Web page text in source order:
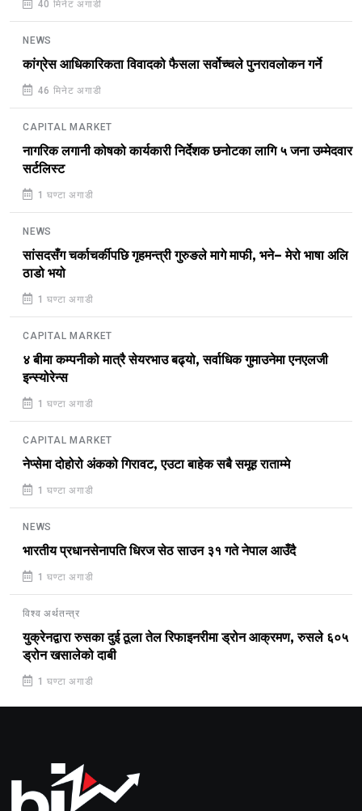
40 मिनेट अगाडी
NEWS
कांग्रेस आधिकारिकता विवादको फैसला सर्वोच्चले पुनरावलोकन गर्ने
46 मिनेट अगाडी
CAPITAL MARKET
नागरिक लगानी कोषको कार्यकारी निर्देशक छनोटका लागि ५ जना उम्मेदवार
सर्टलिस्ट
1 घण्टा अगाडी
NEWS
सांसदसँग चर्काचर्कीपछि गृहमन्त्री गुरुङले मागे माफी, भने– मेरो भाषा अलि
ठाडो भयो
1 घण्टा अगाडी
CAPITAL MARKET
४ बीमा कम्पनीको मात्रै सेयरभाउ बढ्यो, सर्वाधिक गुमाउनेमा एनएलजी
इन्स्योरेन्स
1 घण्टा अगाडी
CAPITAL MARKET
नेप्सेमा दोहोरो अंकको गिरावट, एउटा बाहेक सबै समूह राताम्मे
1 घण्टा अगाडी
NEWS
भारतीय प्रधानसेनापति धिरज सेठ साउन ३१ गते नेपाल आउँदै
1 घण्टा अगाडी
विश्व अर्थतन्त्र
युक्रेनद्वारा रुसका दुई ठूला तेल रिफाइनरीमा ड्रोन आक्रमण, रुसले ६०५
ड्रोन खसालेको दाबी
1 घण्टा अगाडी